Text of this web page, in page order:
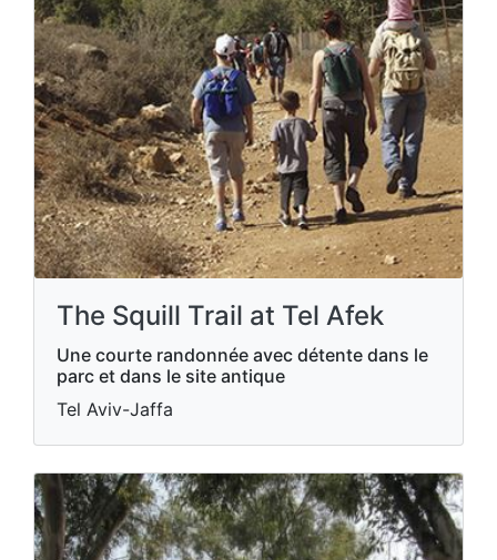
The Squill Trail at Tel Afek
Une courte randonnée avec détente dans le
parc et dans le site antique
Tel Aviv-Jaffa